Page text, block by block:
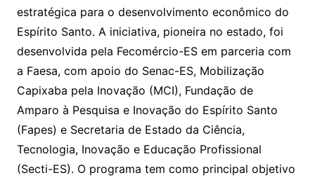
estratégica para o desenvolvimento econômico do
Espírito Santo. A iniciativa, pioneira no estado, foi
desenvolvida pela Fecomércio-ES em parceria com
a Faesa, com apoio do Senac-ES, Mobilização
Capixaba pela Inovação (MCI), Fundação de
Amparo à Pesquisa e Inovação do Espírito Santo
(Fapes) e Secretaria de Estado da Ciência,
Tecnologia, Inovação e Educação Profissional
(Secti-ES). O programa tem como principal objetivo